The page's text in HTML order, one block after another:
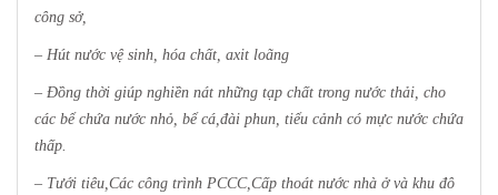
công sở,
– Hút nước vệ sinh, hóa chất, axit loãng
– Đồng thời giúp nghiền nát những tạp chất trong nước thải, cho
các bể chứa nước nhỏ, bể cá,đài phun, tiểu cảnh có mực nước chứa
thấp.
– Tưới tiêu,Các công trình PCCC,Cấp thoát nước nhà ở và khu đô